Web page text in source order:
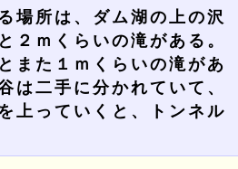
場所は、ダム湖の上の沢
２ｍくらいの滝がある。
また１ｍくらいの滝があ
は二手に分かれていて、
上っていくと、トンネル